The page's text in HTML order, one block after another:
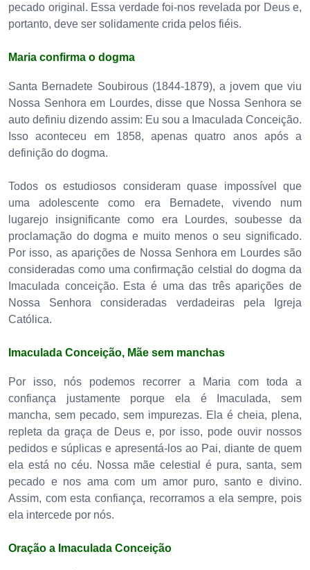
pecado original. Essa verdade foi-nos revelada por Deus e,
portanto, deve ser solidamente crida pelos fiéis.
Maria confirma o dogma
Santa Bernadete Soubirous (1844-1879), a jovem que viu
Nossa Senhora em Lourdes, disse que Nossa Senhora se
auto definiu dizendo assim: Eu sou a Imaculada Conceição.
Isso aconteceu em 1858, apenas quatro anos após a
definição do dogma.
Todos os estudiosos consideram quase impossível que
uma adolescente como era Bernadete, vivendo num
lugarejo insignificante como era Lourdes, soubesse da
proclamação do dogma e muito menos o seu significado.
Por isso, as aparições de Nossa Senhora em Lourdes são
consideradas como uma confirmação celstial do dogma da
Imaculada conceição. Esta é uma das três aparições de
Nossa Senhora consideradas verdadeiras pela Igreja
Católica.
Imaculada Conceição, Mãe sem manchas
Por isso, nós podemos recorrer a Maria com toda a
confiança justamente porque ela é Imaculada, sem
mancha, sem pecado, sem impurezas. Ela é cheia, plena,
repleta da graça de Deus e, por isso, pode ouvir nossos
pedidos e súplicas e apresentá-los ao Pai, diante de quem
ela está no céu. Nossa mãe celestial é pura, santa, sem
pecado e nos ama com um amor puro, santo e divino.
Assim, com esta confiança, recorramos a ela sempre, pois
ela intercede por nós.
Oração a Imaculada Conceição